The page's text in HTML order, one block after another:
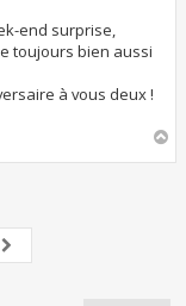
end surprise,
toujours bien aussi
à vous deux !
Suivant